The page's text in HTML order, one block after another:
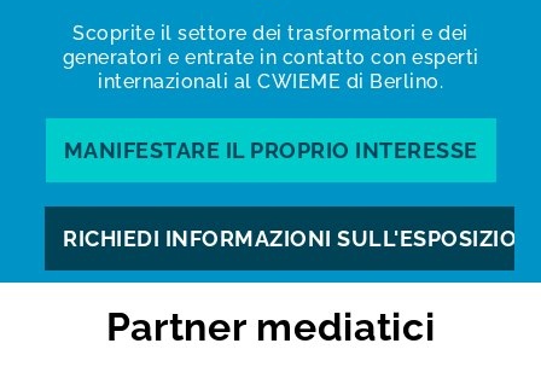
Scoprite il settore dei trasformatori e dei
generatori e entrate in contatto con esperti
internazionali al CWIEME di Berlino.
MANIFESTARE IL PROPRIO INTERESSE
RICHIEDI INFORMAZIONI
Partner mediatici